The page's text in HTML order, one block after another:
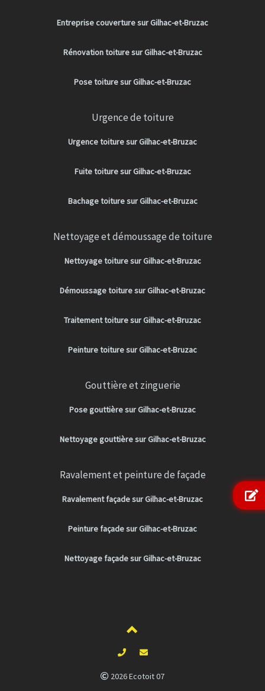
Entreprise couverture sur Gilhac-et-Bruzac
Rénovation toiture sur Gilhac-et-Bruzac
Pose toiture sur Gilhac-et-Bruzac
Urgence de toiture
Urgence toiture sur Gilhac-et-Bruzac
Fuite toiture sur Gilhac-et-Bruzac
Bachage toiture sur Gilhac-et-Bruzac
Nettoyage et démoussage de toiture
Nettoyage toiture sur Gilhac-et-Bruzac
Démoussage toiture sur Gilhac-et-Bruzac
Traitement toiture sur Gilhac-et-Bruzac
Peinture toiture sur Gilhac-et-Bruzac
Gouttière et zinguerie
Pose gouttière sur Gilhac-et-Bruzac
Nettoyage gouttière sur Gilhac-et-Bruzac
Ravalement et peinture de façade
Ravalement façade sur Gilhac-et-Bruzac
Peinture façade sur Gilhac-et-Bruzac
Nettoyage façade sur Gilhac-et-Bruzac
2026 Ecotoit 07